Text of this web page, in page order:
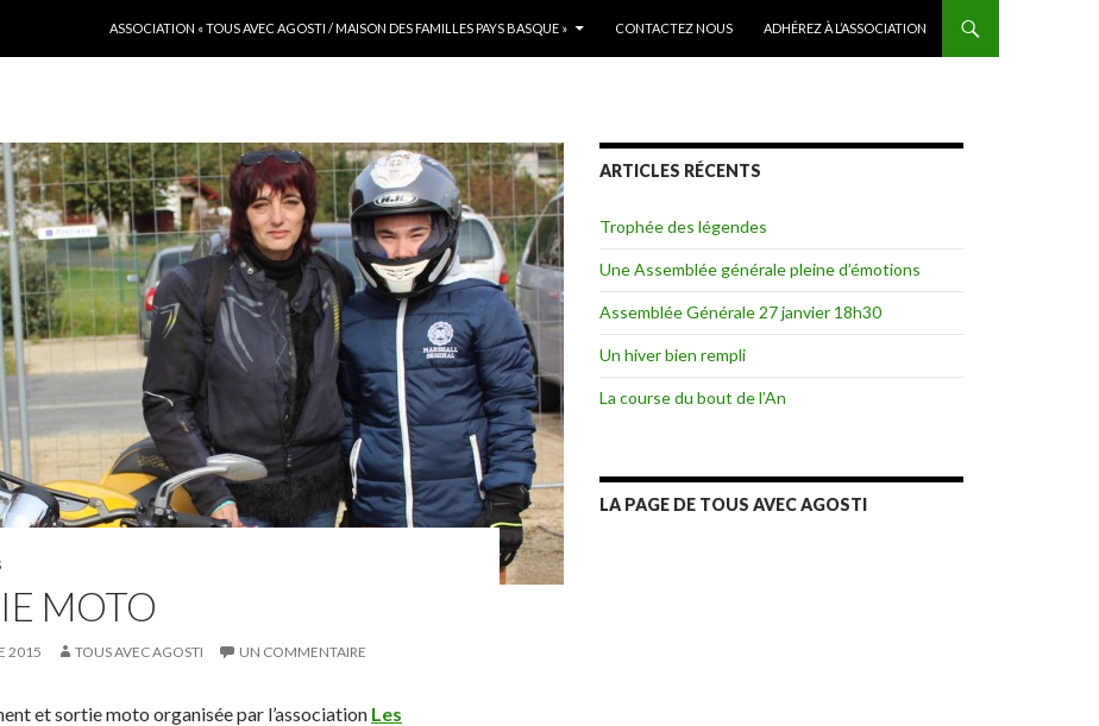
ASSOCIATION « TOUS AVEC AGOSTI / MAISON DES FAMILLES PAYS BASQUE »
CONTACTEZ NOUS ADHÉREZ À L’ASSOCIATION
MOTO
2015 TOUS AVEC AGOSTI UN COMMENTAIRE
et sortie moto organisée par l’association Les
ARTICLES RÉCENTS
Trophée des légendes
Une Assemblée générale pleine d’émotions
Assemblée Générale 27 janvier 18h30
Un hiver bien rempli
La course du bout de l’An
LA PAGE DE TOUS AVEC AGOSTI